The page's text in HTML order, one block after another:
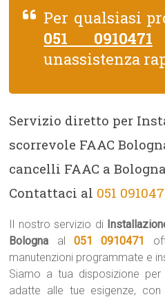
Per qualsiasi
051 0910471
unassistenza
Servizio diretto per
scorrevole FAAC
cancelli FAAC a
Contattaci al 051
Il nostro servizio di
Bologna al051 0910471
manutenzioni programmate e
Siamo a tua disposizione
adatte alle tue esigenze,